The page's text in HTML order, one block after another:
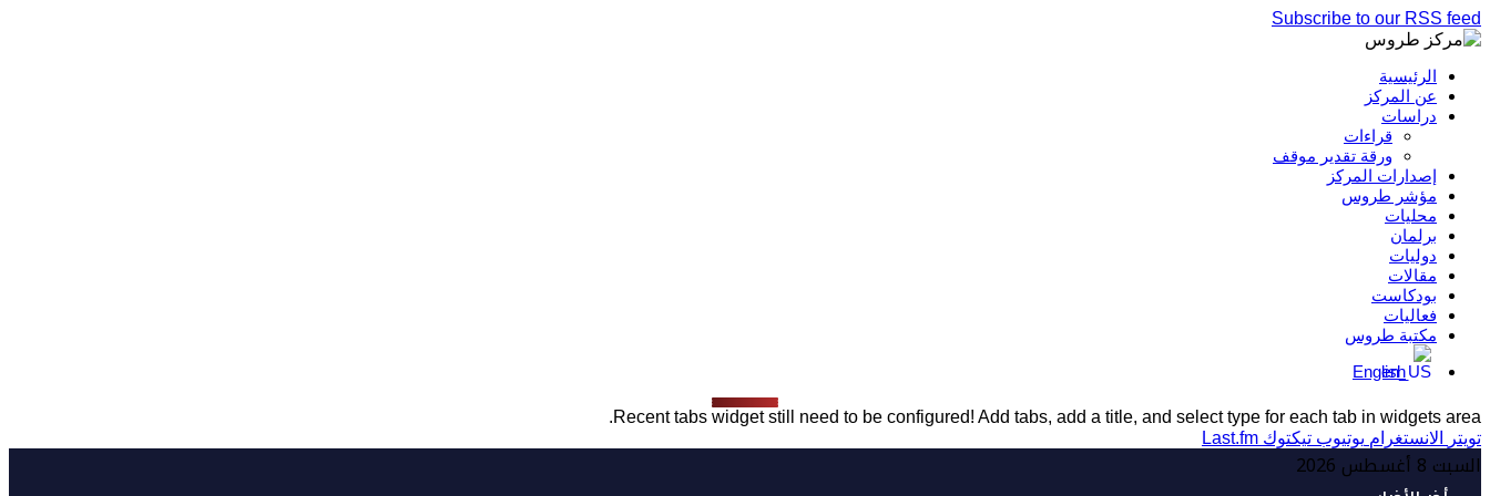
Subscribe to our RSS feed
الرئيسية
عن المركز
دراسات
قراءات
ورقة تقدير موقف
إصدارات المركز
مؤشر طروس
محليات
برلمان
دوليات
مقالات
بودكاست
فعاليات
مكتبة طروس
English
Recent tabs widget still need to be configured! Add tabs, add a title, and select type for each tab in widgets area.
تويتر
الانستغرام يوتيوب تيكتوك Last.fm
السبت 8 أغسطس 2026